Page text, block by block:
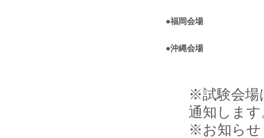
●福岡会場
●沖縄会場
※試験会場
通知します
※お知らせ